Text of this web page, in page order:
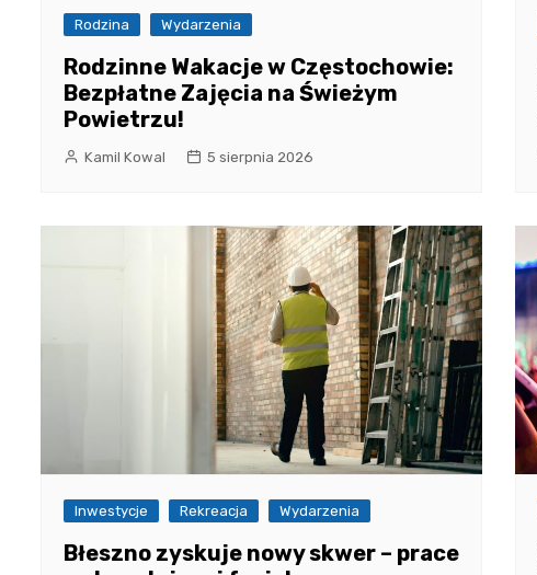
Rodzina Wydarzenia
Rodzinne Wakacje w Częstochowie:
Bezpłatne Zajęcia na Świeżym
Powietrzu!
Kamil Kowal 5 sierpnia 2026
Inwestycje Rekreacja Wydarzenia
Błeszno zyskuje nowy skwer – prace